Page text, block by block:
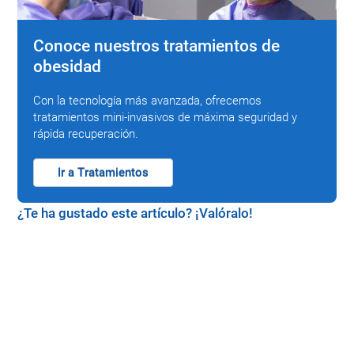
Conoce nuestros tratamientos de
obesidad
Con la tecnología más avanzada, ofrecemos
tratamientos mini-invasivos de máxima seguridad y
rápida recuperación.
Ir a Tratamientos
¿Te ha gustado este artículo? ¡Valóralo!